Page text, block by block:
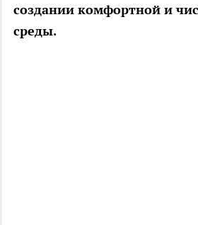
создании комфортной и
среды.